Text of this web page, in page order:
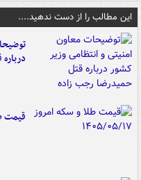
این مطالب را از دست ندهید....
قیمت طلا